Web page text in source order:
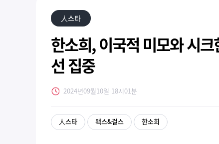
人스타
한소희, 이국적 미모와 시
선 집중
2024년09월10일 18시01분
人스타 왝스&걸스 한소희